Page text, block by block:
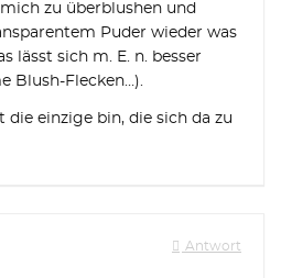
zu überblushen und
Puder wieder was
lässt sich m. E. n. besser
Blush-Flecken…).
die einzige bin, die sich da zu
Antwort